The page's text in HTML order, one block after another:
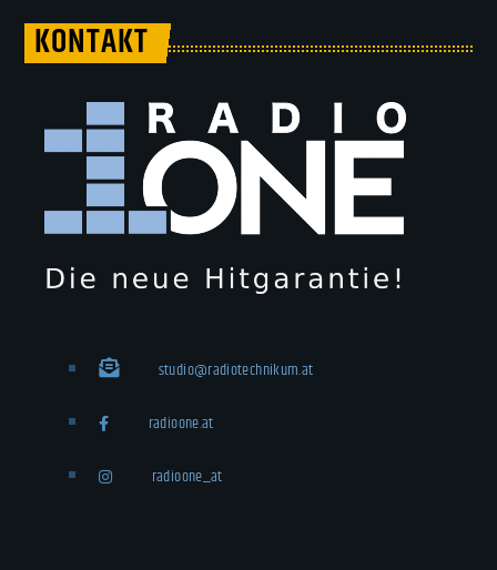
KONTAKT
studio@radiotechnikum.at
radioone.at
radioone_at